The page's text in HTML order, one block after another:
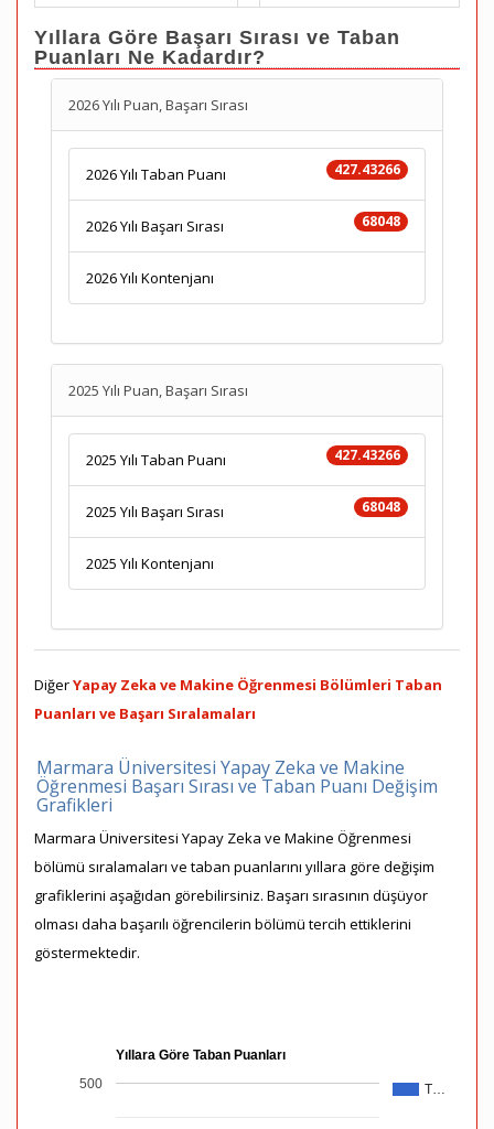
Yıllara Göre Başarı Sırası ve Taban
Puanları Ne Kadardır?
2026 Yılı Puan, Başarı Sırası
427.43266
2026 Yılı Taban Puanı
68048
2026 Yılı Başarı Sırası
2026 Yılı Kontenjanı
2025 Yılı Puan, Başarı Sırası
427.43266
2025 Yılı Taban Puanı
68048
2025 Yılı Başarı Sırası
2025 Yılı Kontenjanı
DiğerYapay Zeka ve Makine Öğrenmesi Bölümleri Taban
Puanları ve Başarı Sıralamaları
Marmara Üniversitesi Yapay Zeka ve Makine
Öğrenmesi Başarı Sırası ve Taban Puanı Değişim
Grafikleri
Marmara Üniversitesi Yapay Zeka ve Makine Öğrenmesi
bölümü sıralamaları ve taban puanlarını yıllara göre değişim
grafiklerini aşağıdan görebilirsiniz. Başarı sırasının düşüyor
olması daha başarılı öğrencilerin bölümü tercih ettiklerini
göstermektedir.
Yıllara Göre Taban Puanları
T…
500